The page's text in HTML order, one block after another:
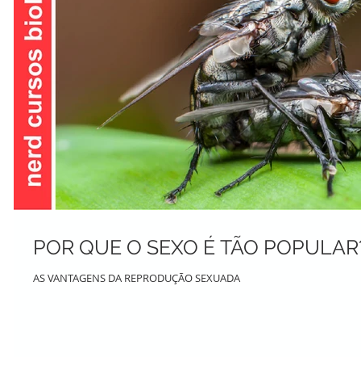
POR QUE O SEXO É TÃO
AS VANTAGENS DA REPRODUÇÃO SEXUADA